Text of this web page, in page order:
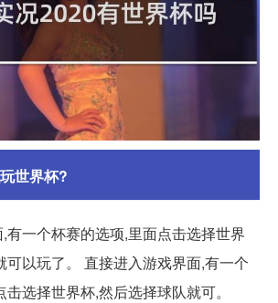
世界杯?
有一个杯赛的选项,里面点击选择世界
可以玩了。 直接进入游戏界面,有一个
选择世界杯,然后选择球队就可。